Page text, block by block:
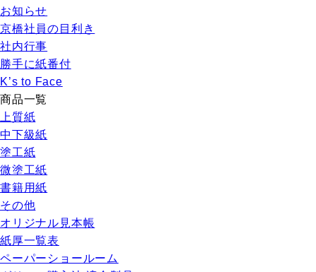
お知らせ
京橋社員の目利き
社内行事
勝手に紙番付
K’s to Face
商品一覧
上質紙
中下級紙
塗工紙
微塗工紙
書籍用紙
その他
オリジナル見本帳
紙厚一覧表
ペーパーショールーム